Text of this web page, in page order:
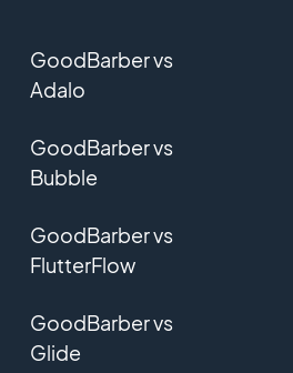
GoodBarber vs
Adalo
GoodBarber vs
Bubble
GoodBarber vs
FlutterFlow
GoodBarber vs
Glide